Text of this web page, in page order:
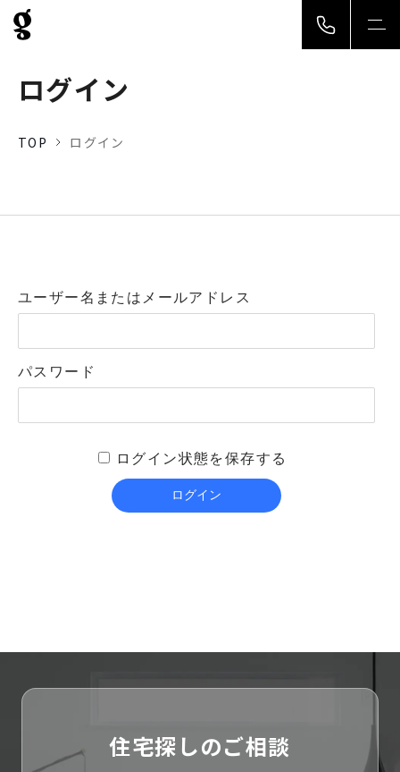
ログイン
TOP ログイン
ユーザー名またはメールアドレス
パスワード
ログイン状態を保存する
住宅探しのご相談